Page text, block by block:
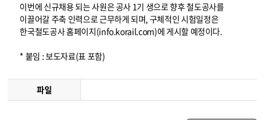
이번에 신규채용 되는 사원은 공사 1기 생으로 향후 철도공사를
이끌어갈 주축 인력으로 근무하게 되며, 구체적인 시험일정은
한국철도공사 홈페이지(info.korail.com)에 게시할 예정이다.
* 붙임 : 보도자료(표 포함)
파일